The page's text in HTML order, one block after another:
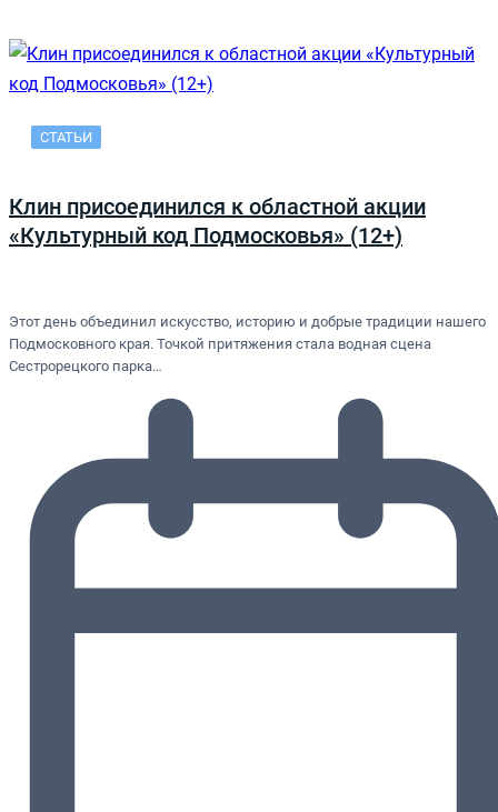
СТАТЬИ
Клин присоединился к областной акции
«Культурный код Подмосковья» (12+)
Этот день объединил искусство, историю и добрые традиции нашего
Подмосковного края. Точкой притяжения стала водная сцена
Сестрорецкого парка…